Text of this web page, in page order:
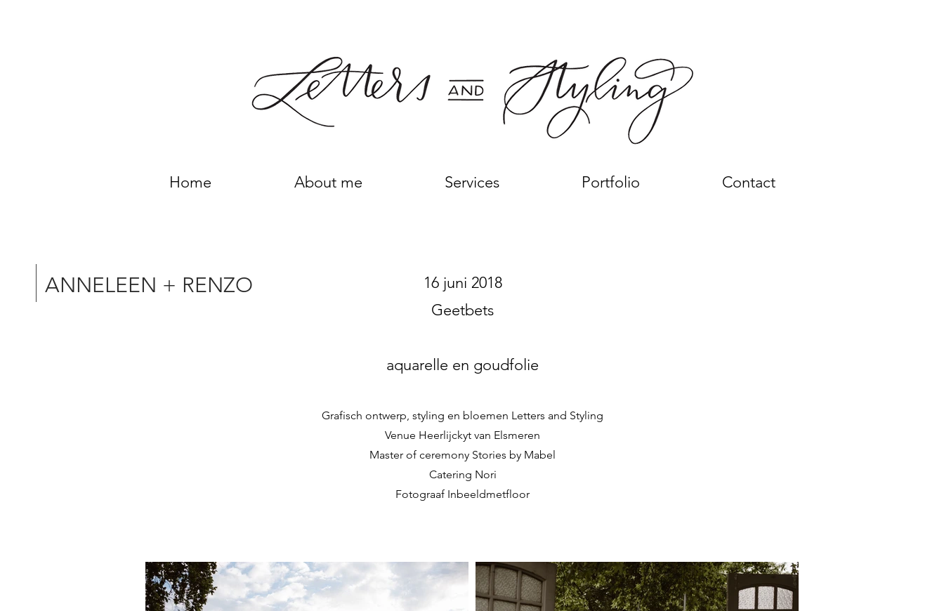
ANNELEEN + RENZO
16 juni 2018
Geetbets
aquarelle en goudfolie
Grafisch ontwerp, styling en bloemen Letters and Styling
Venue Heerlijckyt van Elsmeren
Master of ceremony Stories by Mabel
Catering Nori
Fotograaf Inbeeldmetfloor
Home About me Services Portfolio Contact